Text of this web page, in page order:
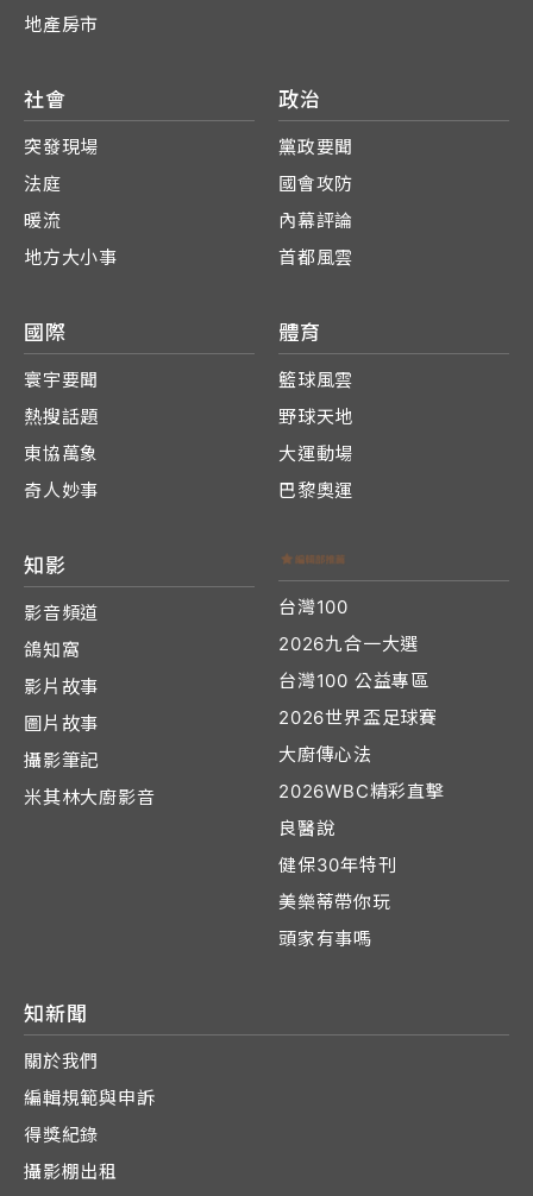
地產房市
社會
突發現場
法庭
暖流
地方大小事
政治
黨政要聞
國會攻防
內幕評論
首都風雲
國際
寰宇要聞
熱搜話題
東協萬象
奇人妙事
體育
籃球風雲
野球天地
大運動場
巴黎奧運
知影
影音頻道
鴿知窩
影片故事
圖片故事
攝影筆記
米其林大廚影音
台灣100
2026九合一大選
台灣100 公益專區
2026世界盃足球賽
大廚傳心法
2026WBC精彩直擊
良醫說
健保30年特刊
美樂蒂帶你玩
頭家有事嗎
知新聞
關於我們
編輯規範與申訴
得獎紀錄
攝影棚出租